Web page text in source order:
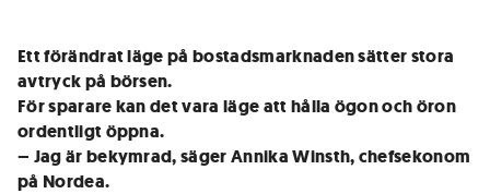
Ett förändrat läge på bostadsmarknaden sätter stora
avtryck på börsen.
För sparare kan det vara läge att hålla ögon och öron
ordentligt öppna.
– Jag är bekymrad, säger Annika Winsth, chefsekonom
på Nordea.